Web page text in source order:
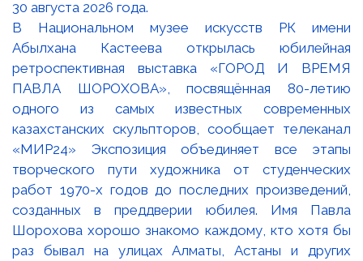
В Национальном музее искусств РК имени
Абылхана Кастеева открылась юбилейная
ретроспективная выставка «ГОРОД И ВРЕМЯ
ПАВЛА ШОРОХОВА», посвящённая 80-летию
одного из самых известных современных
казахстанских скульпторов, сообщает телеканал
«МИР24» Экспозиция объединяет все этапы
творческого пути художника от студенческих
работ 1970-х годов до последних произведений,
созданных в преддверии юбилея. Имя Павла
Шорохова хорошо знакомо каждому, кто хотя бы
раз бывал на улицах Алматы, Астаны и других